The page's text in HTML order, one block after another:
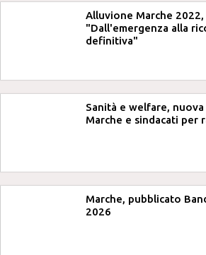
Alluvione Marche
"Dall'emergenza alla
definitiva"
Sanità e welfare,
Marche e sindacati per
Marche, pubblicato
2026